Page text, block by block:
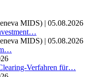
MIDS) | 05.08.2026
MIDS) | 05.08.2026
Verfahren für…